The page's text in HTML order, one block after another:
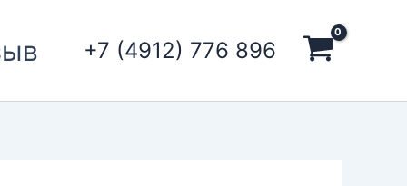
+7 (4912) 776 896